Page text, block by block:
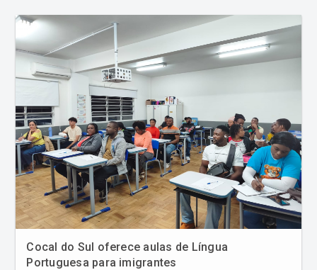
Cocal do Sul oferece aulas de Língua
Portuguesa para imigrantes